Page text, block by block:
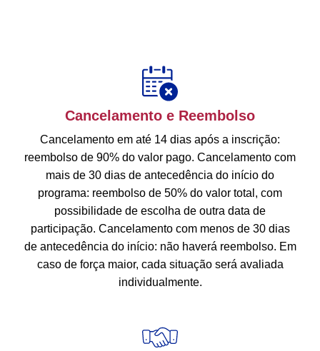
Cancelamento e Reembolso
Cancelamento em até 14 dias após a inscrição:
reembolso de 90% do valor pago. Cancelamento com
mais de 30 dias de antecedência do início do
programa: reembolso de 50% do valor total, com
possibilidade de escolha de outra data de
participação. Cancelamento com menos de 30 dias
de antecedência do início: não haverá reembolso. Em
caso de força maior, cada situação será avaliada
individualmente.